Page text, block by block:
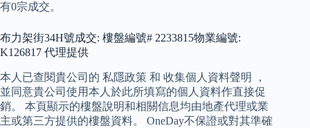
有0宗成交。
布力架街34H號成交: 樓盤編號# 2233815物業編號:
K126817 代理提供
本人已查閱貴公司的 私隱政策 和 收集個人資料聲明 ，
並同意貴公司使用本人於此所填寫的個人資料作直接促
銷。 本頁顯示的樓盤說明和相關信息均由地產代理或業
主或第三方提供的樓盤資料。 OneDay不保證或對其準確